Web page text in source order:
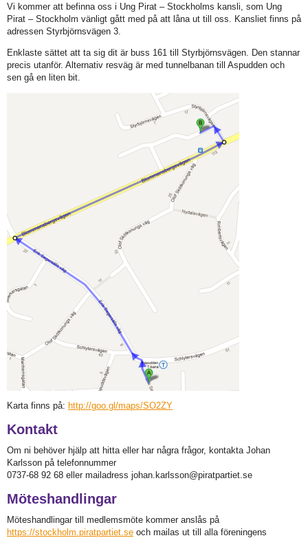
Vi kommer att befinna oss i Ung Pirat – Stockholms kansli, som Ung
Pirat – Stockholm vänligt gått med på att låna ut till oss. Kansliet finns på
adressen Styrbjörnsvägen 3.
Enklaste sättet att ta sig dit är buss 161 till Styrbjörnsvägen. Den stannar
precis utanför. Alternativ resväg är med tunnelbanan till Aspudden och
sen gå en liten bit.
Karta finns på: http://goo.gl/maps/SO2ZY
Kontakt
Om ni behöver hjälp att hitta eller har några frågor, kontakta Johan
Karlsson på telefonnummer
0737-68 92 68 eller mailadress johan.karlsson@piratpartiet.se
Möteshandlingar
Möteshandlingar till medlemsmöte kommer anslås på
https://stockholm.piratpartiet.se och mailas ut till alla föreningens